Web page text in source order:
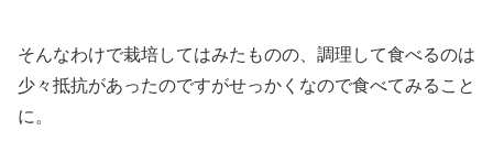
そんなわけで栽培してはみたものの、調理して食べるのは
少々抵抗があったのですがせっかくなので食べてみること
に。